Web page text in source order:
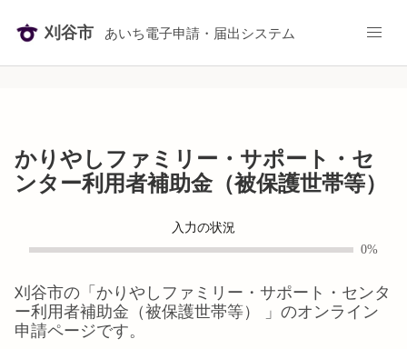
刈谷市 あいち電子申請・届出システム
かりやしファミリー・サポート・セ
ンター利用者補助金（被保護世帯等）
入力の状況
0%
刈谷市の「 かりやしファミリー・サポート・センタ
ー利用者補助金（被保護世帯等）
」のオンライン
申請ページです。